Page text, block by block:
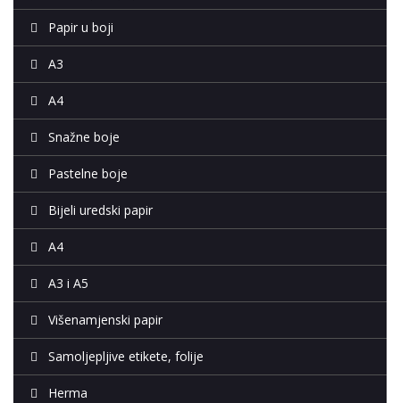
Papir u boji
A3
A4
Snažne boje
Pastelne boje
Bijeli uredski papir
A4
A3 i A5
Višenamjenski papir
Samoljepljive etikete, folije
Herma